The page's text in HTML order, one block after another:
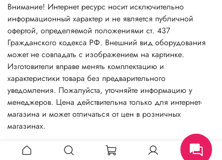
Внимание! Интернет ресурс носит исключительно
информационный характер и не является публичной
офертой, определяемой положениями ст. 437
Гражданского кодекса РФ. Внешний вид оборудования
может не совпадать с изображением на картинке.
Изготовители вправе менять комплектацию и
характеристики товара без предварительного
уведомления. Пожалуйста, уточняйте информацию у
менеджеров. Цена действительна только для интернет-
магазина и может отличаться от цен в розничных
магазинах.